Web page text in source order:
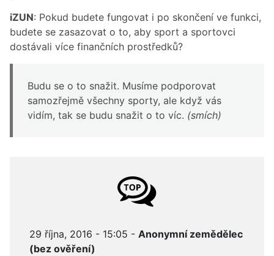
iZUN: Pokud budete fungovat i po skončení ve funkci,
budete se zasazovat o to, aby sport a sportovci
dostávali více finančních prostředků?
Budu se o to snažit. Musíme podporovat
samozřejmě všechny sporty, ale když vás
vidím, tak se budu snažit o to víc. (smích)
29 října, 2016 - 15:05 - Anonymní zemědělec
(bez ověření)